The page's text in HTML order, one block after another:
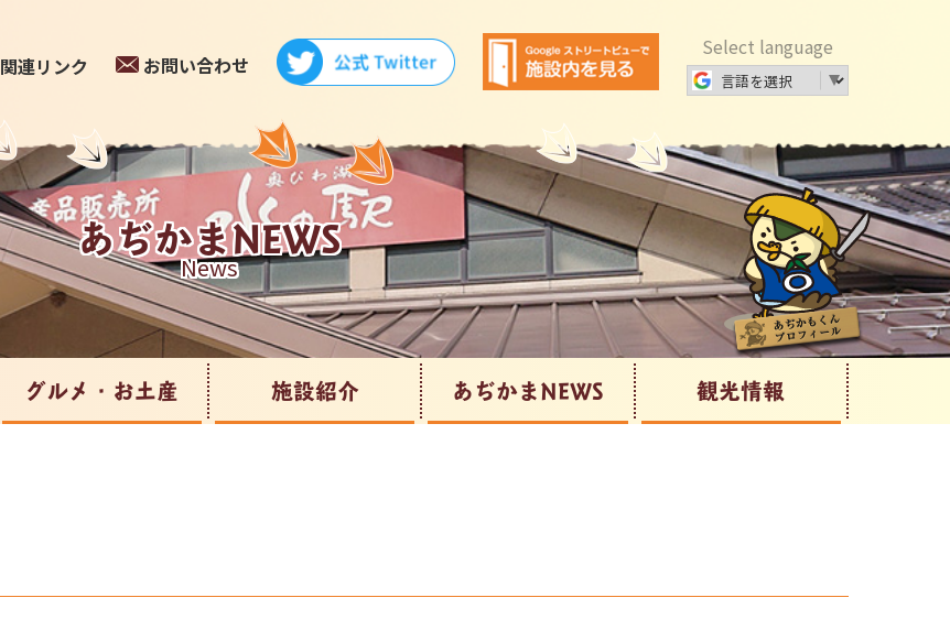
関連リンク お問い合わせ
Select language
あぢかまNEWS
News
グルメ・お土産 施設紹介 あぢかまNEWS 観光情報